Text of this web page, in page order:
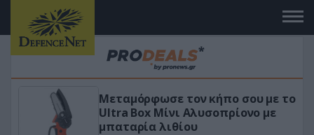
Μεταμόρφωσε τον κήπο σου με το
Ultra Box Μίνι Αλυσοπρίονο με
μπαταρία λιθίου